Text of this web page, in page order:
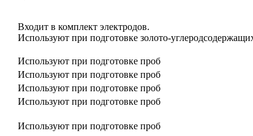
Входит в комплект электродов.
Используют при подготовке золото-
Используют при подготовке проб
Используют при подготовке проб
Используют при подготовке проб
Используют при подготовке проб
Используют при подготовке проб